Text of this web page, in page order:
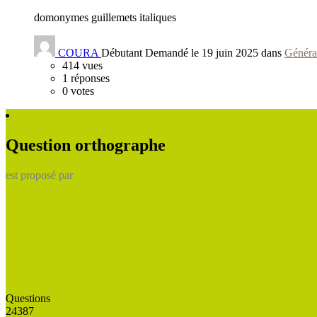
domonymes guillemets italiques
COURA Débutant Demandé le 19 juin 2025 dans
414 vues
1 réponses
0 votes
Question orthographe
est proposé par
Questions
24387